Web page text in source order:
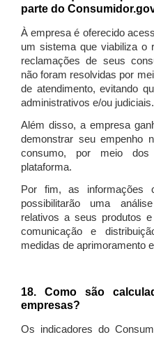
parte do
À empresa é oferecido
um sistema que viabiliza o
reclamações de seus
não foram resolvidas por
de atendimento, evitando
administrativos e/ou judiciais.
Além disso, a empresa
demonstrar seu empenho
consumo, por meio dos
plataforma.
Por fim, as informações
possibilitarão uma
relativos a seus produtos
comunicação e
medidas de aprimoramento
18. Como são
empresas?
Os indicadores do